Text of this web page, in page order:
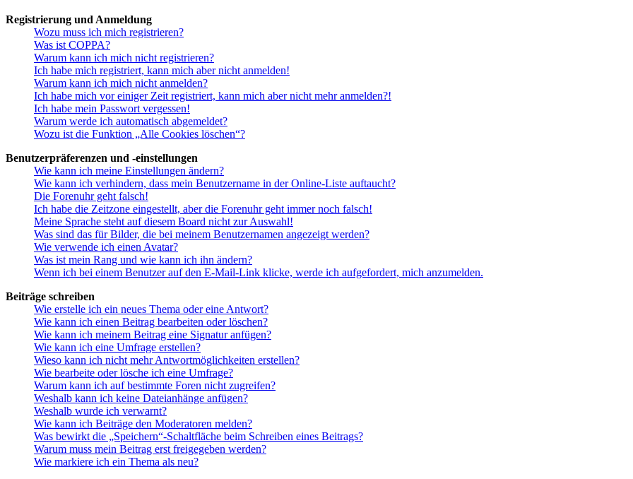
Registrierung und Anmeldung
Wozu muss ich mich registrieren?
Was ist COPPA?
Warum kann ich mich nicht registrieren?
Ich habe mich registriert, kann mich aber nicht anmelden!
Warum kann ich mich nicht anmelden?
Ich habe mich vor einiger Zeit registriert, kann mich aber nicht mehr anmelden?!
Ich habe mein Passwort vergessen!
Warum werde ich automatisch abgemeldet?
Wozu ist die Funktion „Alle Cookies löschen“?
Benutzerpräferenzen und -einstellungen
Wie kann ich meine Einstellungen ändern?
Wie kann ich verhindern, dass mein Benutzername in der Online-Liste auftaucht?
Die Forenuhr geht falsch!
Ich habe die Zeitzone eingestellt, aber die Forenuhr geht immer noch falsch!
Meine Sprache steht auf diesem Board nicht zur Auswahl!
Was sind das für Bilder, die bei meinem Benutzernamen angezeigt werden?
Wie verwende ich einen Avatar?
Was ist mein Rang und wie kann ich ihn ändern?
Wenn ich bei einem Benutzer auf den E-Mail-Link klicke, werde ich aufgefordert, mich anzumelden.
Beiträge schreiben
Wie erstelle ich ein neues Thema oder eine Antwort?
Wie kann ich einen Beitrag bearbeiten oder löschen?
Wie kann ich meinem Beitrag eine Signatur anfügen?
Wie kann ich eine Umfrage erstellen?
Wieso kann ich nicht mehr Antwortmöglichkeiten erstellen?
Wie bearbeite oder lösche ich eine Umfrage?
Warum kann ich auf bestimmte Foren nicht zugreifen?
Weshalb kann ich keine Dateianhänge anfügen?
Weshalb wurde ich verwarnt?
Wie kann ich Beiträge den Moderatoren melden?
Was bewirkt die „Speichern“-Schaltfläche beim Schreiben eines Beitrags?
Warum muss mein Beitrag erst freigegeben werden?
Wie markiere ich ein Thema als neu?